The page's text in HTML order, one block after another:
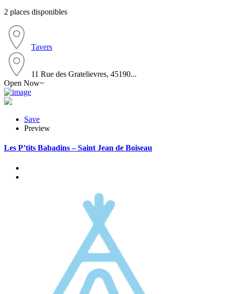
2 places disponibles
Tavers
11 Rue des Gratelievres, 45190...
Open Now~
Save
Preview
Les P’tits Babadins – Saint Jean de Boiseau